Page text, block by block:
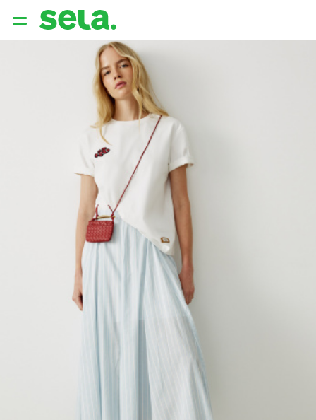
популярные запросы
Девушки Мужчины
АРХИТЕКТУРА ОБРАЗА
THE ‘90S. OFFICE
АКСЕССУАРЫ
ПРИМЕРИТЬ ОНЛАЙН
SELA.PREMIUM